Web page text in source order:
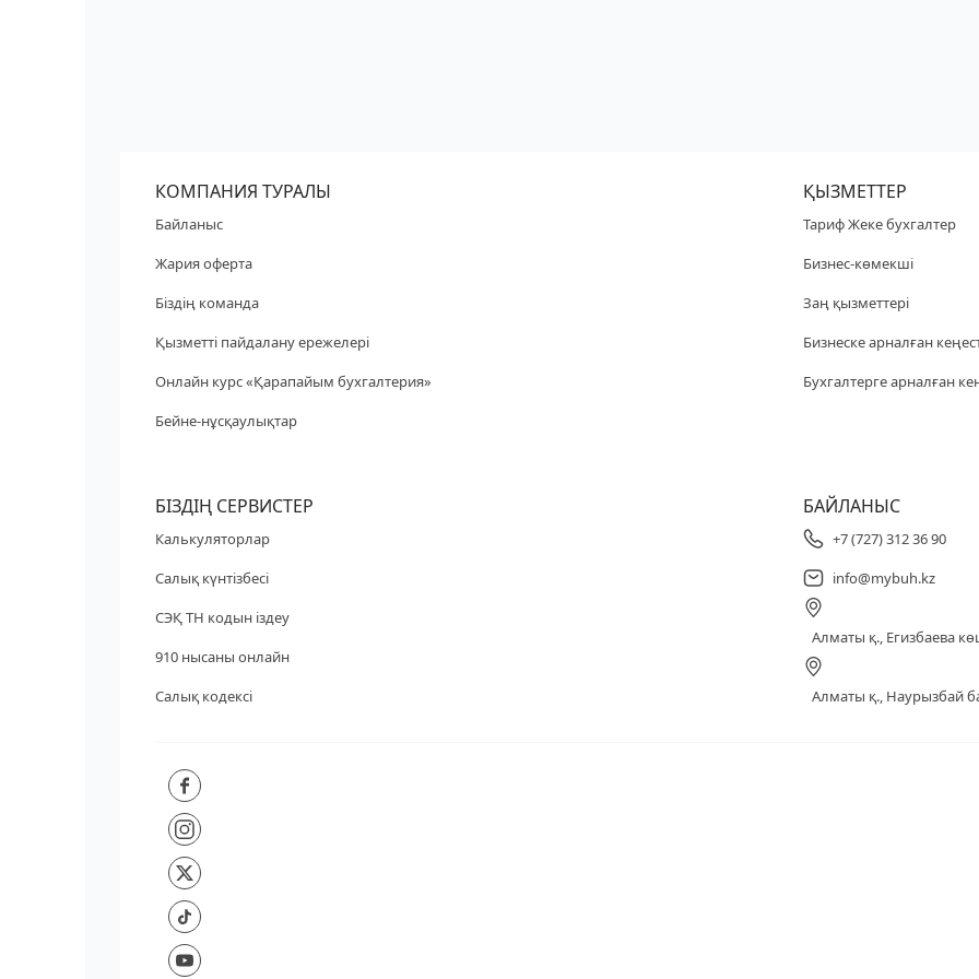
КОМПАНИЯ ТУРАЛЫ
Байланыс
Жария оферта
Біздің команда
Қызметті пайдалану ережелері
Онлайн курс «Қарапайым бухгалтерия»
Бейне-нұсқаулықтар
ҚЫЗМЕТТЕР
Тариф Жеке бухгалтер
Бизнес-көмекші
Заң қызметтері
Бизнеске арналған
Бухгалтерге арналған
БІЗДІҢ СЕРВИСТЕР
Калькуляторлар
Салық күнтізбесі
СЭҚ ТН кодын іздеу
910 нысаны онлайн
Салық кодексі
БАЙЛАНЫС
+7 (727) 312 36 90
info@mybuh.kz
Алматы қ., Егизбаева
Алматы қ., Наурызбай